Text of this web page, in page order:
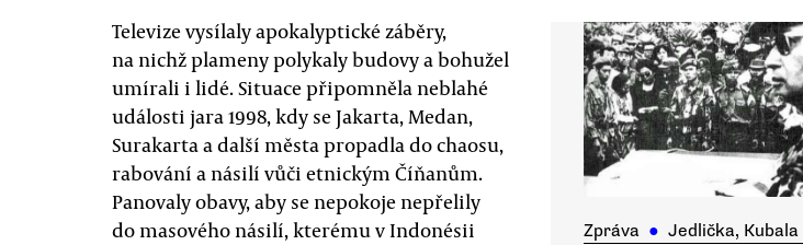
Zpráva ● Jedlička, Kubala
Televize vysílaly apokalyptické záběry,
na nichž plameny polykaly budovy a bohužel
umírali i lidé. Situace připomněla neblahé
události jara 1998, kdy se Jakarta, Medan,
Surakarta a další města propadla do chaosu,
rabování a násilí vůči etnickým Číňanům.
Panovaly obavy, aby se nepokoje nepřelily
do masového násilí, kterému v Indonésii